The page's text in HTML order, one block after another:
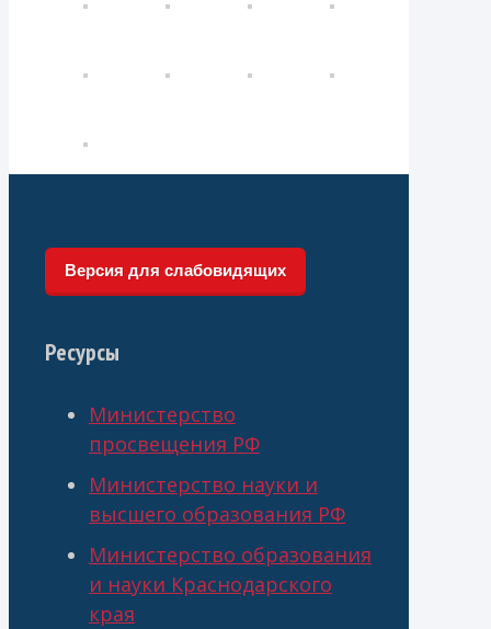
Версия для слабовидящих
Ресурсы
Министерство
просвещения РФ
Министерство науки и
высшего образования РФ
Министерство образования
и науки Краснодарского
края